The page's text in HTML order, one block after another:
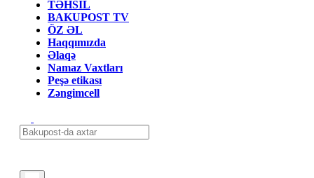
TƏHSİL
BAKUPOST TV
ÖZ ƏL
Haqqımızda
Əlaqə
Namaz Vaxtları
Peşə etikası
Zəngimcell